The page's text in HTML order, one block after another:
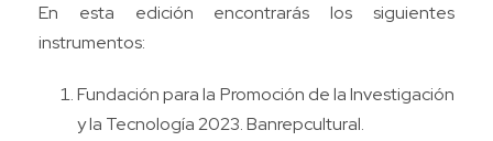
En esta edición encontrarás los siguientes
instrumentos:
Fundación para la Promoción de la Investigación
y la Tecnología 2023. Banrepcultural.